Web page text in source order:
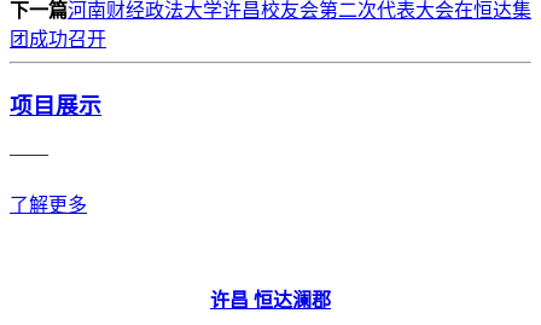
下一篇河南财经政法大学许昌校友会第二次代表大会在恒达集
团成功召开
项目展示
——
了解更多
许昌 恒达澜郡